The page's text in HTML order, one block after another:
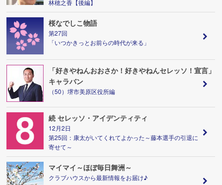
林穂之香【後編】
桜なでしこ物語
第27回
「いつかきっとお前らの時代が来る」
「好きやねんおおさか！好きやねんセレッソ！宣言」
キャラバン
（50）堺市美原区役所編
続 セレッソ・アイデンティティ
12月2日
第25回：康太がいてくれてよかった～藤本選手の引退に
寄せて～
マイマイ～ほぼ毎日舞洲～
クラブハウスから最新情報をお届け♪